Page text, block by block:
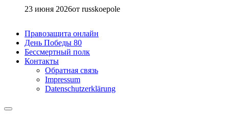
23 июня 2026от russkoepole
Правозащита онлайн
День Победы 80
Бессмертный полк
Контакты
Обратная связь
Impressum
Datenschutzerklärung